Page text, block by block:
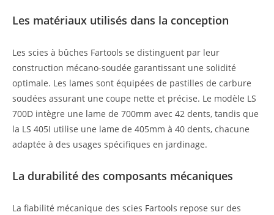
Les matériaux utilisés dans la conception
Les scies à bûches Fartools se distinguent par leur
construction mécano-soudée garantissant une solidité
optimale. Les lames sont équipées de pastilles de carbure
soudées assurant une coupe nette et précise. Le modèle LS
700D intègre une lame de 700mm avec 42 dents, tandis que
la LS 405I utilise une lame de 405mm à 40 dents, chacune
adaptée à des usages spécifiques en jardinage.
La durabilité des composants mécaniques
La fiabilité mécanique des scies Fartools repose sur des